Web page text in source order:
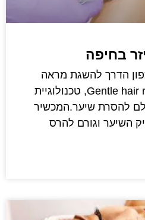
בחיפה
הדרך להשגת מראה
עור חלק ויפה.Gentle hair removal, טכנולוגיית
להסרת שיער.המכשיר
השיער וגורם להרס